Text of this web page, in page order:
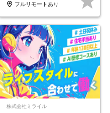
フルリモートあり
株式会社ミライル